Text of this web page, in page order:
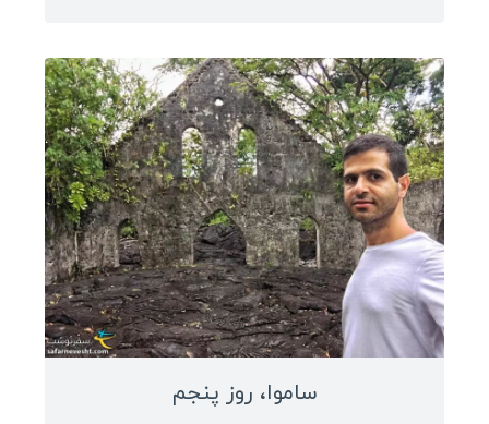
السالوادور
جمهوری دومینیکن
هائیتی
گواتمالا
بلیز
آرژانتین
شیلی
سفرنامه آسیا و اقیانوسیه
ساموا، روز پنجم